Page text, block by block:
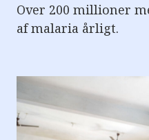
Over 200 millioner
af malaria årligt.